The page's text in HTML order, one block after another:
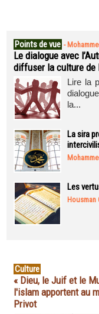
Points de vue -
Le dialogue avec
diffuser la culture de
Lire la
la...
La sira
Les
Housman
Culture
« Dieu, le Juif et le
l'islam apportent au
Privot